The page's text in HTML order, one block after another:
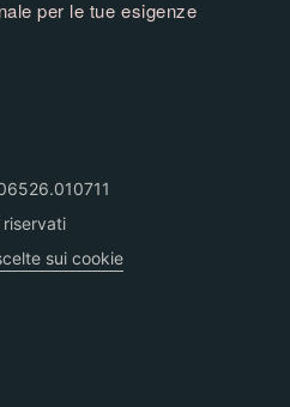
per le tue esigenze
sui cookie